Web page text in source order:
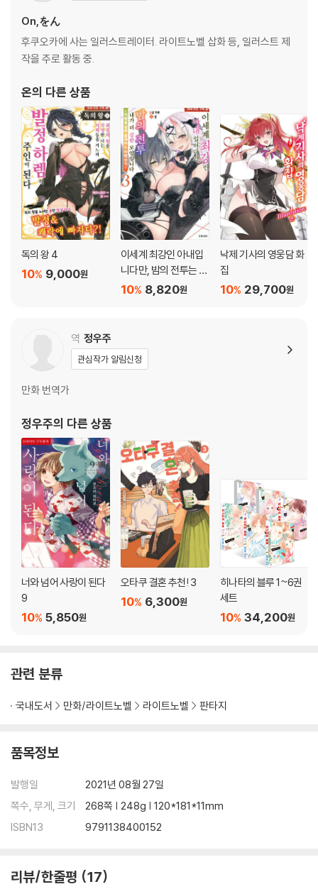
On,をん
후쿠오카에 사는 일러스트레이터. 라이트노벨 삽화 등, 일러스트 제
작을 주로 활동 중.
온의 다른 상품
독의 왕 4
9,000원
10%
이세계 최강인 아내입
니다만, 밤의 전투는 내
가 더 강한 모양입니다
8,820원
10%
낙제 기사의 영웅담 화
집
29,700원
10%
역 정우주
관심작가 알림신청
만화 번역가
정우주의 다른 상품
너와 넘어 사랑이 된다
9
5,850원
10%
오타쿠 결혼 추천! 3
6,300원
10%
히나타의 블루 1~6권
세트
34,200원
10%
관련 분류
국내도서 만화/라이트노벨 라이트노벨 판타지
품목정보
발행일
2021년 08월 27일
쪽수, 무게, 크기
268쪽 | 248g | 120*181*11mm
ISBN13
9791138400152
리뷰/한줄평 17